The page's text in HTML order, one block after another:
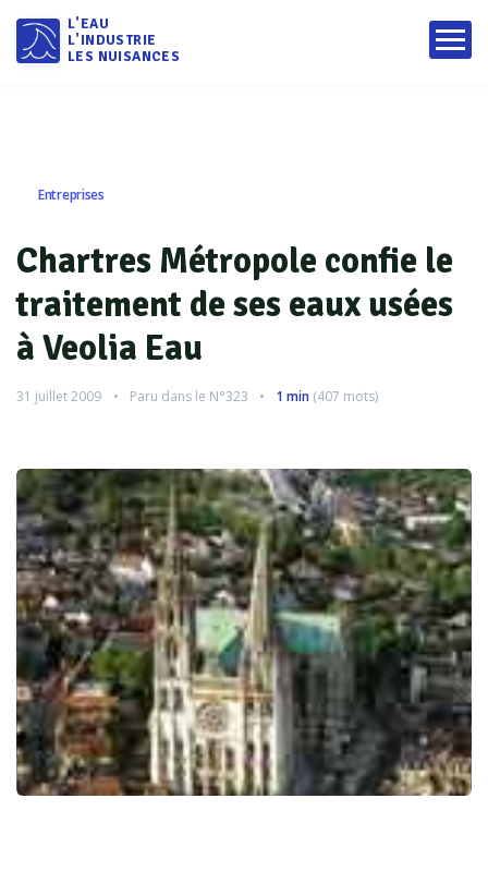
L'EAU
L'INDUSTRIE
LES NUISANCES
Entreprises
Chartres Métropole confie le
traitement de ses eaux usées
à Veolia Eau
31 juillet 2009 Paru dans le N°323 1 min (407 mots)